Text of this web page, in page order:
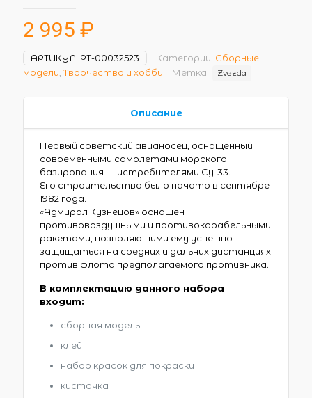
2 995 ₽
АРТИКУЛ: РТ-00032523 Категории: Сборные
модели Творчество и хобби Метка: Zvezda
Описание
Первый советский авианосец, оснащенный
современными самолетами морского
базирования — истребителями Су-33.
Его строительство было начато в сентябре
1982 года.
«Адмирал Кузнецов» оснащен
противовоздушными и противокорабельными
ракетами, позволяющими ему успешно
защищаться на средних и дальних дистанциях
против флота предполагаемого противника.
В комплектацию данного набора
входит:
сборная модель
клей
набор красок для покраски
кисточка